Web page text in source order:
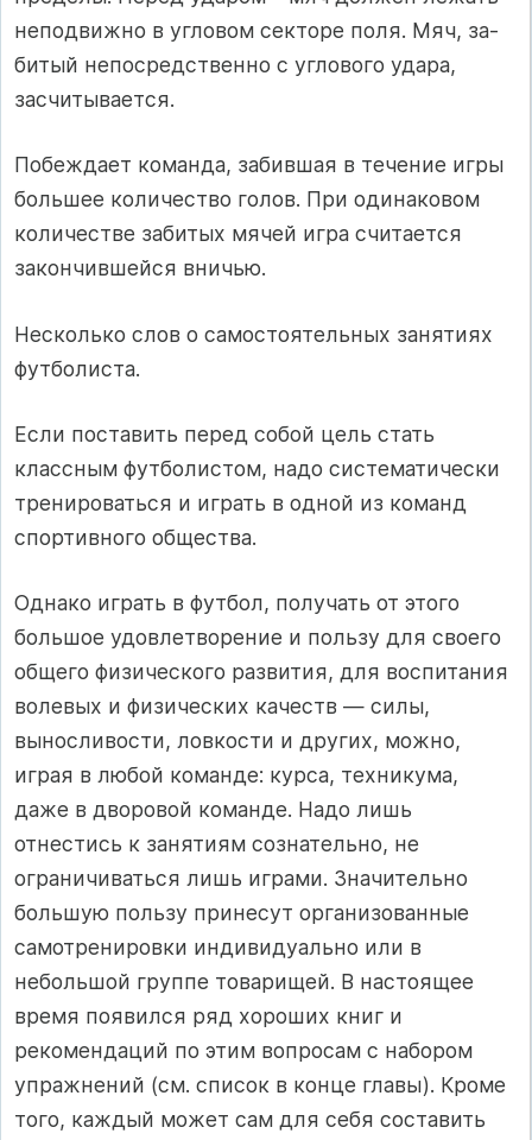
неподвижно в угловом секторе поля. Мяч, за­
битый непосредственно с углового удара,
засчитывается.
Побеждает команда, забившая в течение игры
большее количест­во голов. При одинаковом
количестве забитых мячей игра считается
закончившейся вничью.
Несколько слов о самостоятельных занятиях
футболиста.
Если поставить перед собой цель стать
классным футболистом, надо систематически
тренироваться и играть в одной из команд
спортивного общества.
Однако играть в футбол, получать от этого
большое удовлетворение и пользу для своего
общего физического развития, для воспи­тания
волевых и физических качеств — силы,
выносливости, лов­кости и других, можно,
играя в любой команде: курса, техникума,
даже в дворовой команде. Надо лишь
отнестись к занятиям созна­тельно, не
ограничиваться лишь играми. Значительно
большую пользу принесут организованные
самотренировки индивидуально или в
небольшой группе товарищей. В настоящее
время появился ряд хороших книг и
рекомендаций по этим вопросам с набором
упражнений (см. список в конце главы). Кроме
того, каждый может сам для себя составить